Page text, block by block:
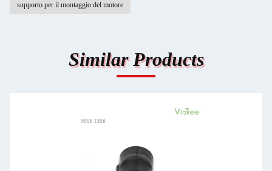
supporto per il montaggio del motore
Similar Products